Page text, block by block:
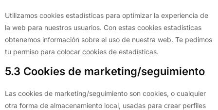
Utilizamos cookies estadísticas para optimizar la experiencia de
la web para nuestros usuarios. Con estas cookies estadísticas
obtenemos información sobre el uso de nuestra web. Te pedimos
tu permiso para colocar cookies de estadísticas.
5.3 Cookies de marketing/seguimiento
Las cookies de marketing/seguimiento son cookies, o cualquier
otra forma de almacenamiento local, usadas para crear perfiles